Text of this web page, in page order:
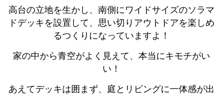
高台の立地を生かし、南側にワイドサイズのソラマ
ドデッキを設置して、思い切りアウトドアを楽しめ
るつくりになっていますよ！
家の中から青空がよく見えて、本当にキモチがい
い！
あえてデッキは囲まず、庭とリビングに一体感が出